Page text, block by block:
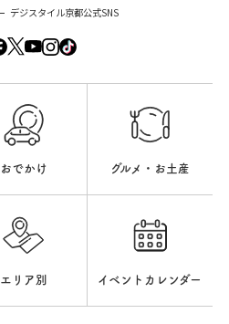
デジスタイル京都公式SNS
おでかけ グルメ・お土産
エリア別 イベントカレンダー